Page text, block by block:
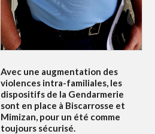
Avec une augmentation des
violences intra-familiales, les
dispositifs de la Gendarmerie
sont en place à Biscarrosse et
Mimizan, pour un été comme
toujours sécurisé.